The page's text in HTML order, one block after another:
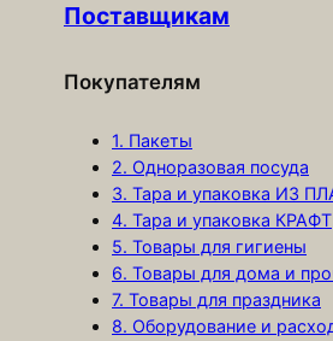
Поставщикам
Покупателям
1. Пакеты
2. Одноразовая посуда
3. Тара и упаковка ИЗ
4. Тара и упаковка КРАФТ
5. Товары для гигиены
6. Товары для дома и
7. Товары для праздника
8. Оборудование и